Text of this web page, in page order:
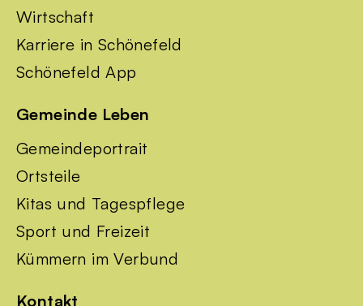
Wirtschaft
Karriere in Schönefeld
Schönefeld App
Gemeinde Leben
Gemeindeportrait
Ortsteile
Kitas und Tagespflege
Sport und Freizeit
Kümmern im Verbund
Kontakt